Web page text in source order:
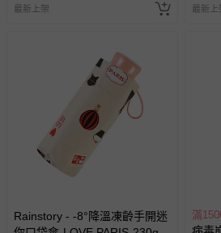
最新上架 最新上
Rainstory - -8°降溫凍齡手開迷
滿